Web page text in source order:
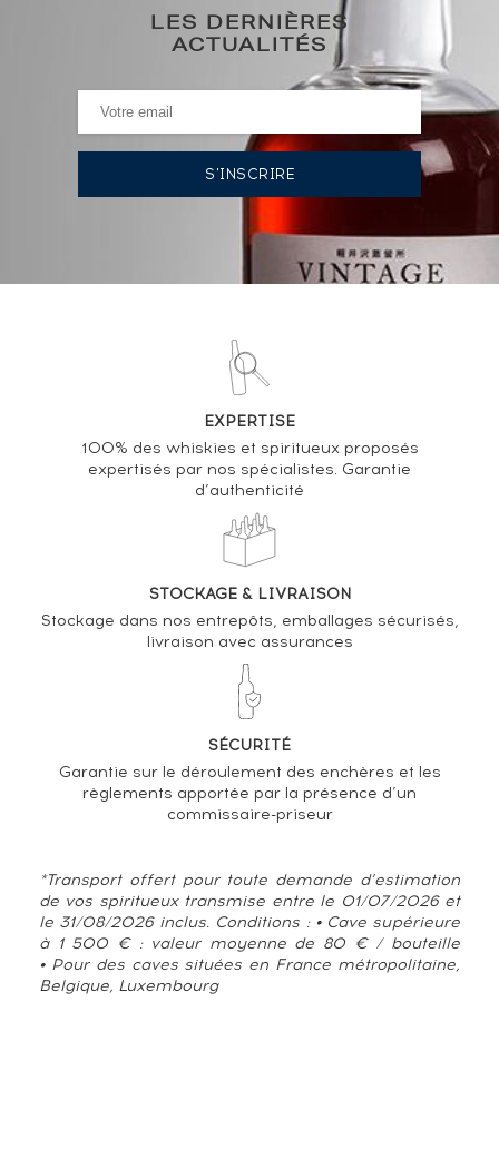
0€ (plus bas annuel)
HISTORIQUE DES ADJUDICATIONS
358
14/03/2025 262
381€
21/07/2023 715€
VOUS POSSÉDEZ UN SPIRITUEUX IDENTIQUE ?
VENDEZ-LE !
Analyse & Performance du spiritueux
Bowmore 25 years Of. 2000's
VARIATION DE LA COTE
LES DERNIÈRES
ACTUALITÉS
EXPERTISE
100% des whiskies et spiritueux proposés
expertisés par nos spécialistes. Garantie
d’authenticité
STOCKAGE & LIVRAISON
Stockage dans nos entrepôts, emballages sécurisés,
livraison avec assurances
SÉCURITÉ
Garantie sur le déroulement des enchères et les
règlements apportée par la présence d’un
commissaire-priseur
*Transport offert pour toute demande d’estimation
de vos spiritueux transmise entre le 01/07/2026 et
le 31/08/2026 inclus. Conditions : • Cave supérieure
à 1 500 € : valeur moyenne de 80 € / bouteille
• Pour des caves situées en France métropolitaine,
Belgique, Luxembourg